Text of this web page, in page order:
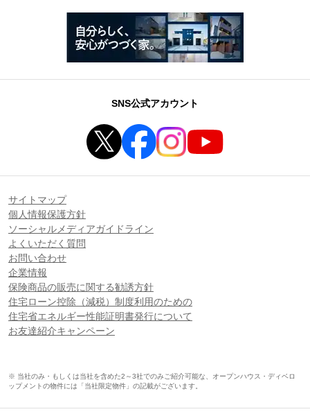
SNS公式アカウント
サイトマップ
個人情報保護方針
ソーシャルメディアガイドライン
よくいただく質問
お問い合わせ
企業情報
保険商品の販売に関する勧誘方針
住宅ローン控除（減税）制度利用のための
住宅省エネルギー性能証明書発行について
お友達紹介キャンペーン
※ 当社のみ・もしくは当社を含めた2～3社でのみご紹介可能な、オープンハウス・ディベロ
ップメントの物件には「当社限定物件」の記載がございます。